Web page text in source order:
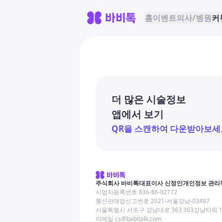
홈이벤트의사/병원커
더 많은 시술정보
앱에서 보기
QR을 스캔하여 다운받아보세
주식회사 바비톡대표이사 신정인개인정보 관리
사업자등록번호 836-86-02172
통신판매업신고번호 2021-서울강남-03497
서울특별시 서초구 강남대로 363 363강남타워
이메일 cs@babitalk.com